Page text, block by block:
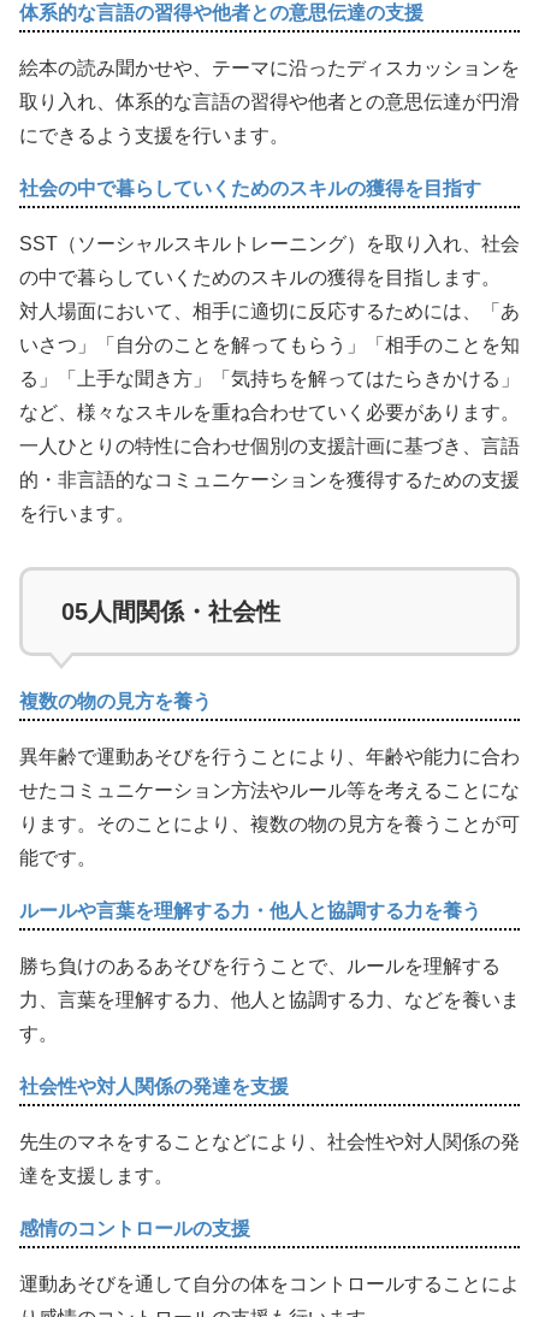
体系的な言語の習得や他者との意思伝達の支援
絵本の読み聞かせや、テーマに沿ったディスカッションを
取り入れ、体系的な言語の習得や他者との意思伝達が円滑
にできるよう支援を行います。
社会の中で暮らしていくためのスキルの獲得を目指す
SST（ソーシャルスキルトレーニング）を取り入れ、社会
の中で暮らしていくためのスキルの獲得を目指します。
対人場面において、相手に適切に反応するためには、「あ
いさつ」「自分のことを解ってもらう」「相手のことを知
る」「上手な聞き方」「気持ちを解ってはたらきかける」
など、様々なスキルを重ね合わせていく必要があります。
一人ひとりの特性に合わせ個別の支援計画に基づき、言語
的・非言語的なコミュニケーションを獲得するための支援
を行います。
05人間関係・社会性
複数の物の見方を養う
異年齢で運動あそびを行うことにより、年齢や能力に合わ
せたコミュニケーション方法やルール等を考えることにな
ります。そのことにより、複数の物の見方を養うことが可
能です。
ルールや言葉を理解する力・他人と協調する力を養う
勝ち負けのあるあそびを行うことで、ルールを理解する
力、言葉を理解する力、他人と協調する力、などを養いま
す。
社会性や対人関係の発達を支援
先生のマネをすることなどにより、社会性や対人関係の発
達を支援します。
感情のコントロールの支援
運動あそびを通して自分の体をコントロールすることによ